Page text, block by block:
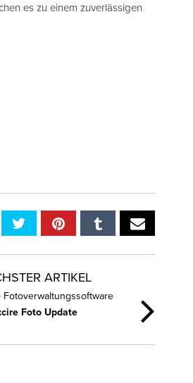
es zu einem zuverlässigen
ARTIKEL
Fotoverwaltungssoftware
Foto Update